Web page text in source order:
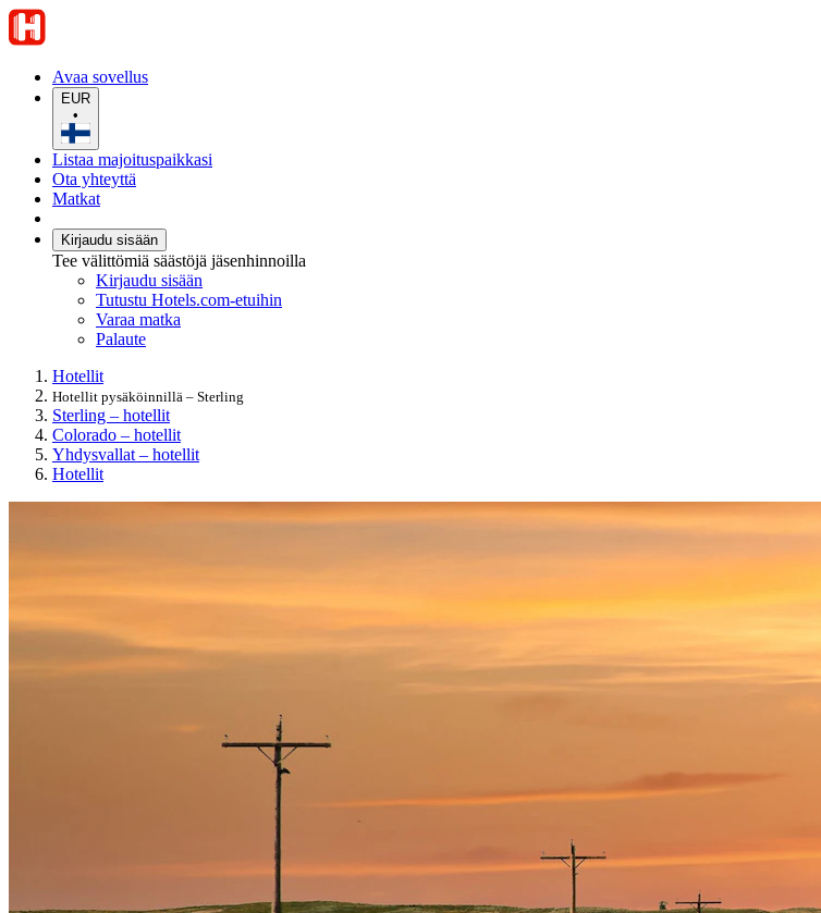
Avaa sovellus
EUR
•
Listaa majoituspaikkasi
Ota yhteyttä
Matkat
Kirjaudu sisään
Tee välittömiä säästöjä jäsenhinnoilla
Kirjaudu sisään
Tutustu Hotels.com-etuihin
Varaa matka
Palaute
Hotellit
Hotellit pysäköinnillä – Sterling
Sterling – hotellit
Colorado – hotellit
Yhdysvallat – hotellit
Hotellit